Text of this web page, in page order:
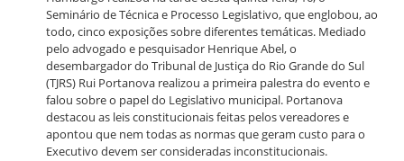
Seminário de Técnica e Processo Legislativo, que englobou, ao
todo, cinco exposições sobre diferentes temáticas. Mediado
pelo advogado e pesquisador Henrique Abel, o
desembargador do Tribunal de Justiça do Rio Grande do Sul
(TJRS) Rui Portanova realizou a primeira palestra do evento e
falou sobre o papel do Legislativo municipal. Portanova
destacou as leis constitucionais feitas pelos vereadores e
apontou que nem todas as normas que geram custo para o
Executivo devem ser consideradas inconstitucionais.